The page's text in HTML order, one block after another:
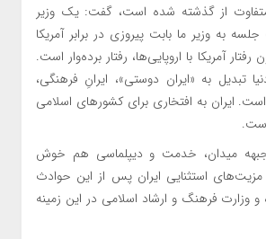
از گذشته شده است، گفت: یک وزیر
به وزیر ما بابت پیروزی در برابر آمریکا
آمریکا با اروپایی‌ها، رفتار برده‌وار است.
تبدیل به «ایران دوستی»، ایرانِ فرهنگی،
ایران به افتخاری برای کشورهای اسلامی
جبهه میدان، خدمت و دیپلماسی هم خوش
استثنایی ایران پس از این حوادث
وزارت فرهنگ و ارشاد اسلامی در این زمینه